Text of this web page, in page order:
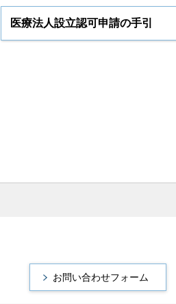
医療法人設立認可申請の手引